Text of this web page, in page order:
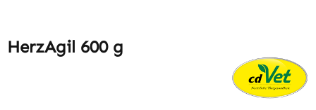
HerzAgil 600 g